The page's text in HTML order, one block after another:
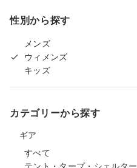
性別から探す
メンズ
ウィメンズ
キッズ
カテゴリーから探す
ギア
すべて